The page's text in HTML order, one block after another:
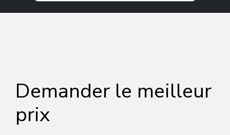
Demander le meilleur
prix